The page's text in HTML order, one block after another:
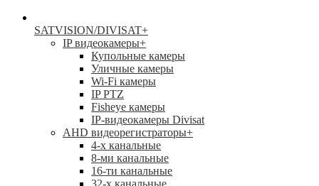
SATVISION/DIVISAT+
IP видеокамеры+
Купольные камеры
Уличные камеры
Wi-Fi камеры
IP PTZ
Fisheye камеры
IP-видеокамеры Divisat
АНD видеорегистраторы+
4-х канальные
8-ми канальные
16-ти канальные
32-х канальные